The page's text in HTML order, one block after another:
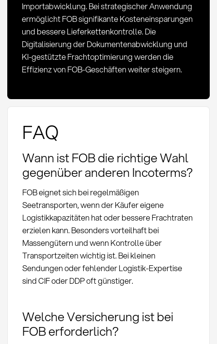
Importabwicklung. Bei strategischer Anwendung
ermöglicht FOB signifikante Kosteneinsparungen
und bessere Lieferkettenkontrolle. Die
Digitalisierung der Dokumentenabwicklung und
KI-gestützte Frachtoptimierung werden die
Effizienz von FOB-Geschäften weiter steigern.
FAQ
Wann ist FOB die richtige Wahl
gegenüber anderen Incoterms?
FOB eignet sich bei regelmäßigen
Seetransporten, wenn der Käufer eigene
Logistikkapazitäten hat oder bessere Frachtraten
erzielen kann. Besonders vorteilhaft bei
Massengütern und wenn Kontrolle über
Transportzeiten wichtig ist. Bei kleinen
Sendungen oder fehlender Logistik-Expertise
sind CIF oder DDP oft günstiger.
Welche Versicherung ist bei
FOB erforderlich?